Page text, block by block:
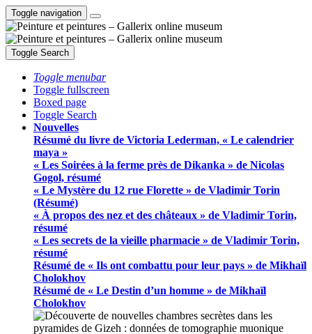
Toggle navigation
Toggle Search
Toggle menubar
Toggle fullscreen
Boxed page
Toggle Search
Nouvelles
Résumé du livre de Victoria Lederman, « Le calendrier
maya »
« Les Soirées à la ferme près de Dikanka » de Nicolas
Gogol, résumé
« Le Mystère du 12 rue Florette » de Vladimir Torin
(Résumé)
« À propos des nez et des châteaux » de Vladimir Torin,
résumé
« Les secrets de la vieille pharmacie » de Vladimir Torin,
résumé
Résumé de « Ils ont combattu pour leur pays » de Mikhaïl
Cholokhov
Résumé de « Le Destin d’un homme » de Mikhaïl
Cholokhov